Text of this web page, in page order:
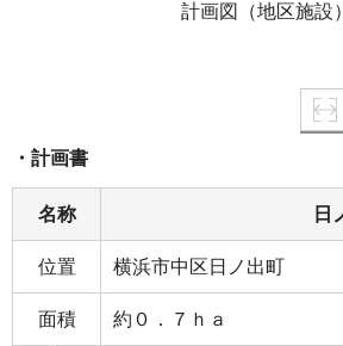
計画図（地区施設）
・計画書
名称 日
位置 横浜市中区日ノ出町
面積 約０．７ｈａ